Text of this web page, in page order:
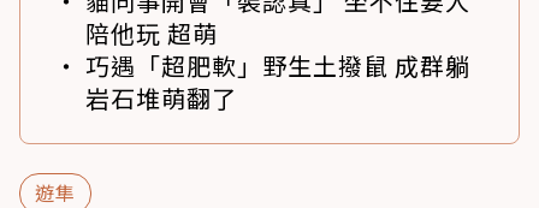
陪他玩 超萌
巧遇「超肥軟」野生土撥鼠 成群躺
岩石堆萌翻了
遊隼